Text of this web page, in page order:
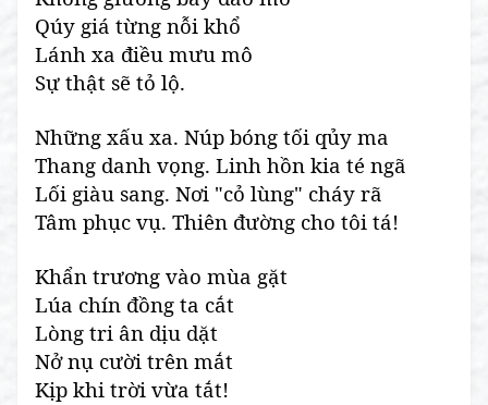
Qúy giá từng nỗi khổ
Lánh xa điều mưu mô
Sự thật sẽ tỏ lộ.
Những xấu xa. Núp bóng tối qủy ma
Thang danh vọng. Linh hồn kia té ngã
Lối giàu sang. Nơi "cỏ lùng" cháy rã
Tâm phục vụ. Thiên đường cho tôi tá!
Khẩn trương vào mùa gặt
Lúa chín đồng ta cắt
Lòng tri ân dịu dặt
Nở nụ cười trên mắt
Kịp khi trời vừa tắt!